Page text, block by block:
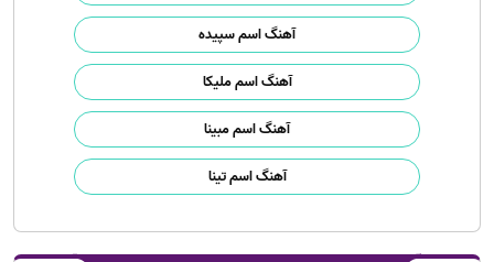
آهنگ اسم سپیده
آهنگ اسم ملیکا
آهنگ اسم مبینا
آهنگ اسم تینا